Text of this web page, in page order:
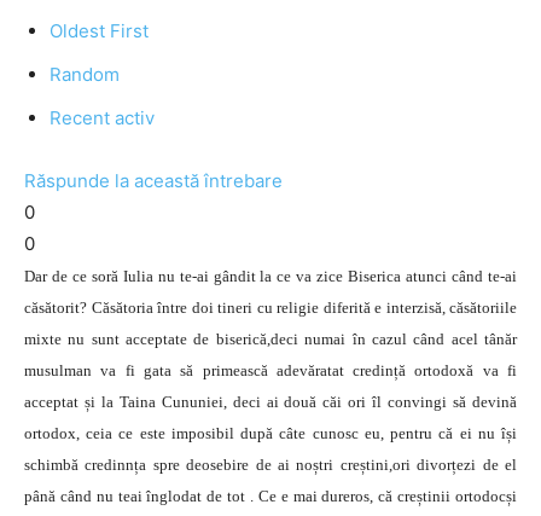
Oldest First
Random
Recent activ
Răspunde la această întrebare
0
0
Dar de ce soră Iulia nu te-ai gândit la ce va zice Biserica atunci când te-ai
căsătorit? Căsătoria între doi tineri cu religie diferită e interzisă, căsătoriile
mixte nu sunt acceptate de biserică,deci numai în cazul când acel tânăr
musulman va fi gata să primească adevăratat credință ortodoxă va fi
acceptat și la Taina Cununiei, deci ai două căi ori îl convingi să devină
ortodox, ceia ce este imposibil după câte cunosc eu, pentru că ei nu își
schimbă credinnța spre deosebire de ai noștri creștini,ori divorțezi de el
până când nu teai înglodat de tot . Ce e mai dureros, că creștinii ortodocși